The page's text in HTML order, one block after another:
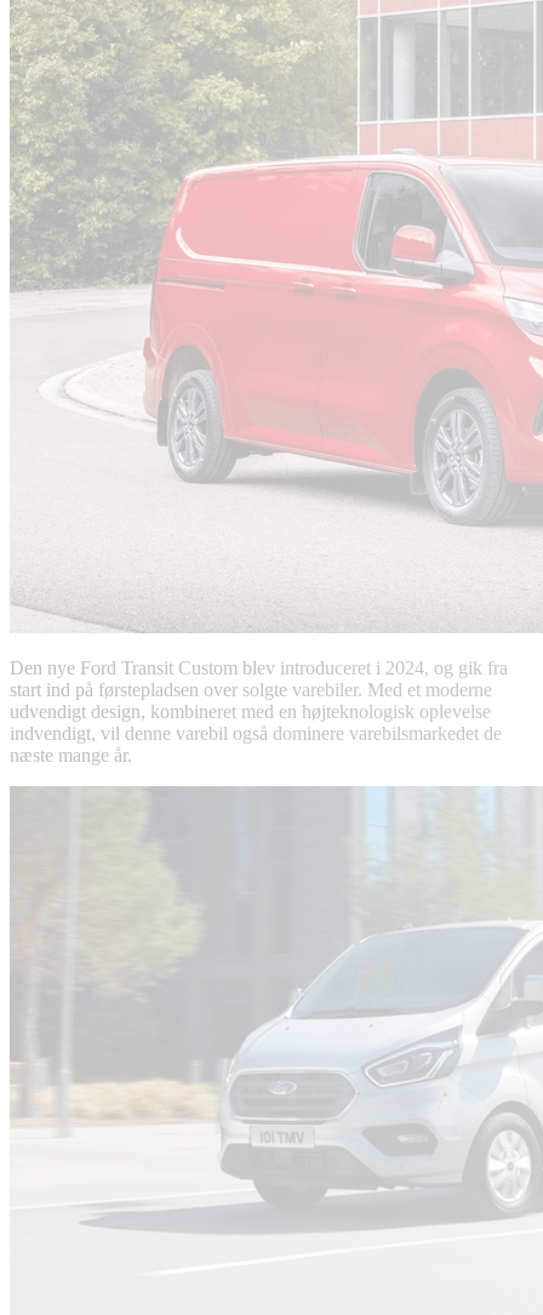
Den nye Ford Transit Custom blev introduceret i 2024, og gik fra
start ind på førstepladsen over solgte varebiler. Med et moderne
udvendigt design, kombineret med en højteknologisk oplevelse
indvendigt, vil denne varebil også dominere varebilsmarkedet de
næste mange år.